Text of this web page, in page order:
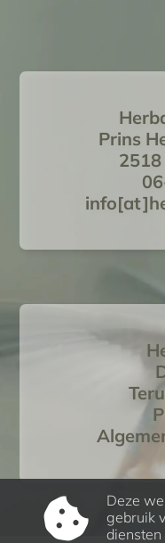
Prins
2518
Deze
gebruik
diensten